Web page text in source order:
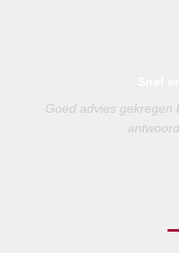
Goed advies gekregen